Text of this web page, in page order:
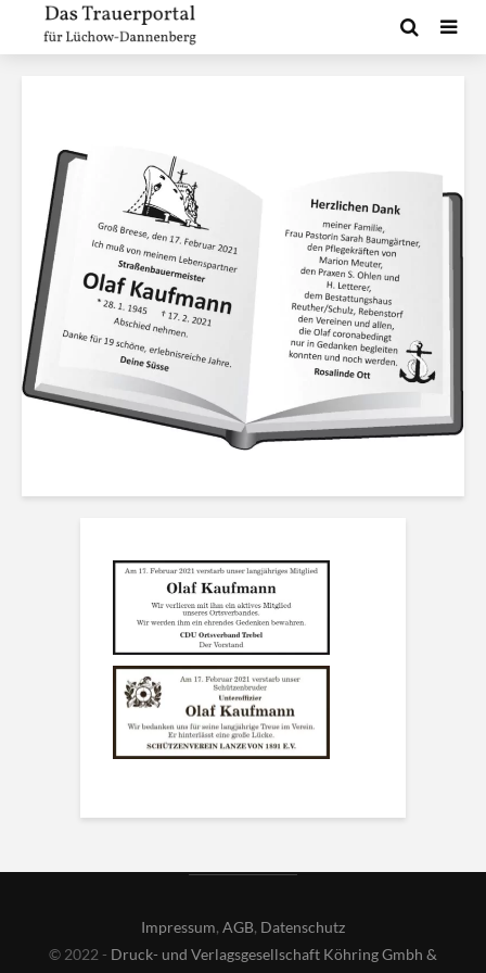
Impressum, AGB, Datenschutz
© 2022 - Druck- und Verlagsgesellschaft Köhring Gmbh &